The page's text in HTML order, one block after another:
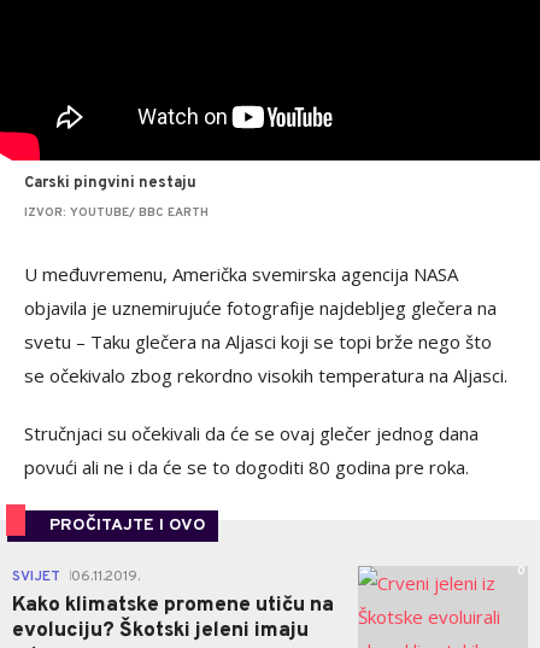
Carski pingvini nestaju
IZVOR: YOUTUBE/ BBC EARTH
U međuvremenu, Američka svemirska agencija NASA
objavila je uznemirujuće fotografije najdebljeg glečera na
svetu – Taku glečera na Aljasci koji se topi brže nego što
se očekivalo zbog rekordno visokih temperatura na Aljasci.
Stručnjaci su očekivali da će se ovaj glečer jednog dana
povući ali ne i da će se to dogoditi 80 godina pre roka.
PROČITAJTE I OVO
SVIJET 06.11.2019.
Kako klimatske promene utiču na
evoluciju? Škotski jeleni imaju
0